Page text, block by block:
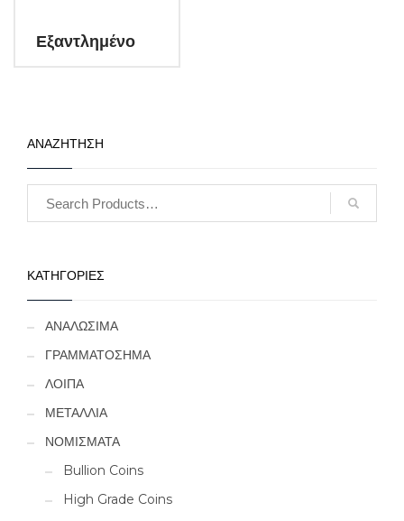
Εξαντλημένο
ΑΝΑΖΗΤΗΣΗ
ΚΑΤΗΓΟΡΙΕΣ
ΑΝΑΛΩΣΙΜΑ
ΓΡΑΜΜΑΤΟΣΗΜΑ
ΛΟΙΠΑ
ΜΕΤΑΛΛΙΑ
ΝΟΜΙΣΜΑΤΑ
Bullion Coins
High Grade Coins